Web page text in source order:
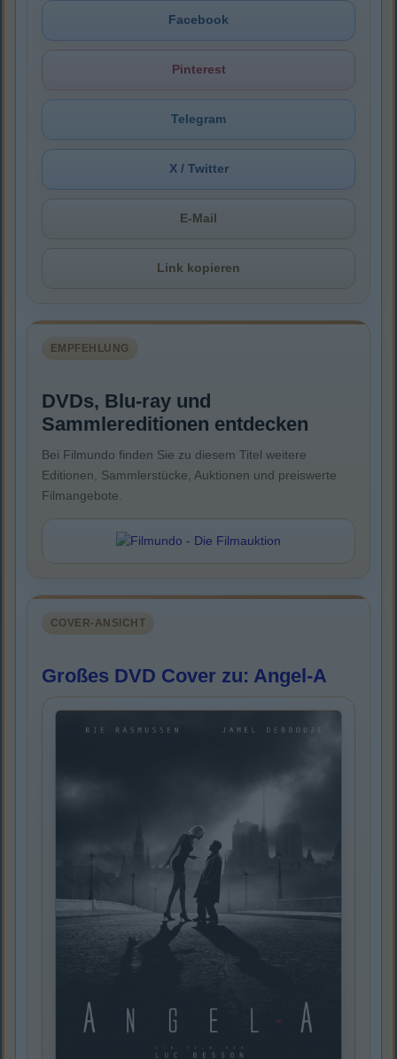
Facebook
Pinterest
Telegram
X / Twitter
E-Mail
Link kopieren
EMPFEHLUNG
DVDs, Blu-ray und
Sammlereditionen entdecken
Bei Filmundo finden Sie zu diesem Titel weitere
Editionen, Sammlerstücke, Auktionen und preiswerte
Filmangebote.
COVER-ANSICHT
Großes DVD Cover zu: Angel-A